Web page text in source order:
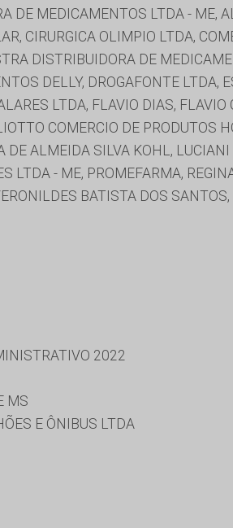
DE MEDICAMENTOS LTDA - ME,
CIRURGICA OLIMPIO LTDA,
DISTRIBUIDORA DE
DELLY, DROGAFONTE LTDA,
LTDA, FLAVIO DIAS, FLAVIO
COMERCIO DE PRODUTOS
ALMEIDA SILVA KOHL,
- ME, PROMEFARMA,
BATISTA DOS
2022
MS
E ÔNIBUS LTDA